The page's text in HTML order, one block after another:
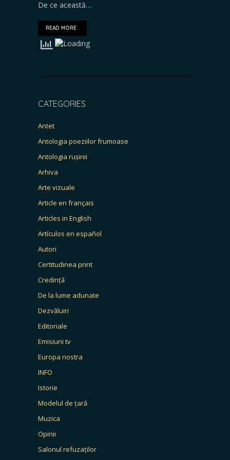
De ce această…
READ MORE
CATEGORIES
Antet
Antologia poeziilor frumoase
Antologia rușinii
Arhiva
Arte vizuale
Article en français
Articles in English
Artículos en español
Autori
Certitudinea print
Credință
De la lume adunate
Dezvăluiri
Editoriale
Emisiuni tv
Europa nostra
INFO
Istorie
Modelul de țară
Muzica
Opinii
Salonul refuzaților